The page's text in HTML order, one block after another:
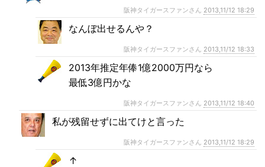
阪神タイガースファンさん 2013,11/12 18:29
なんぼ出せるんや？
阪神タイガースファンさん 2013,11/12 18:33
2013年推定年俸1億2000万円なら
最低3億円かな
阪神タイガースファンさん 2013,11/12 18:40
私が残留せずに出てけと言った
阪神タイガースファンさん 2013,11/12 18:29
↑